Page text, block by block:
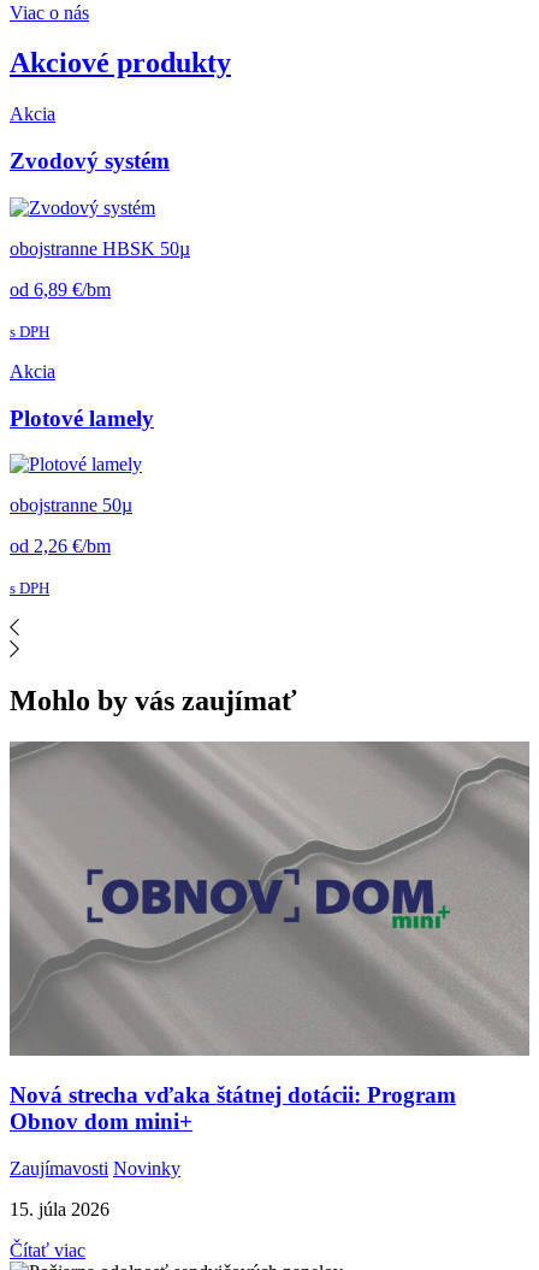
Viac o nás
Akciové produkty
Akcia
Zvodový systém
obojstranne HBSK 50µ
od 6,89 €/bm
s DPH
Akcia
Plotové lamely
obojstranne 50µ
od 2,26 €/bm
s DPH
Mohlo by vás zaujímať
Nová strecha vďaka štátnej dotácii: Program
Obnov dom mini+
Zaujímavosti Novinky
15. júla 2026
Čítať viac